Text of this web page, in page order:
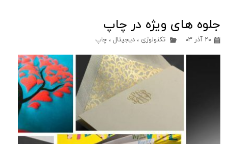
جلوه های ویژه در چاپ
۲۰ آذر ۰۳ تکنولوژی ، دیجیتال ، چاپ